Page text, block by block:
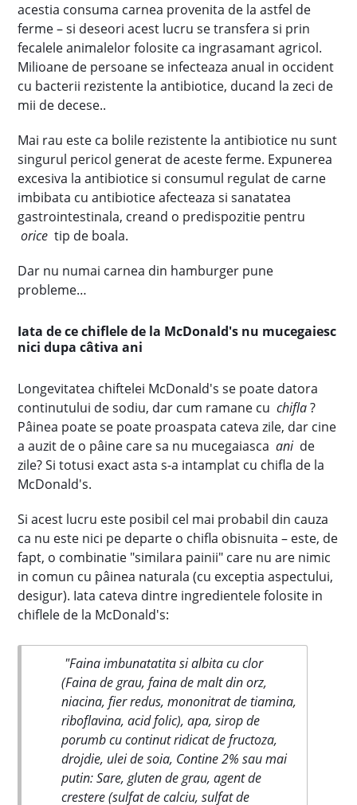
acestia consuma carnea provenita de la astfel de
ferme – si deseori acest lucru se transfera si prin
fecalele animalelor folosite ca ingrasamant agricol.
Milioane de persoane se infecteaza anual in occident
cu bacterii rezistente la antibiotice, ducand la zeci de
mii de decese..
Mai rau este ca bolile rezistente la antibiotice nu sunt
singurul pericol generat de aceste ferme. Expunerea
excesiva la antibiotice si consumul regulat de carne
imbibata cu antibiotice afecteaza si sanatatea
gastrointestinala, creand o predispozitie pentru
orice tip de boala.
Dar nu numai carnea din hamburger pune
probleme…
Iata de ce chiflele de la McDonald's nu mucegaiesc
nici dupa câtiva ani
Longevitatea chiftelei McDonald's se poate datora
continutului de sodiu, dar cum ramane cu chifla?
Pâinea poate se poate proaspata cateva zile, dar cine
a auzit de o pâine care sa nu mucegaiasca ani de
zile? Si totusi exact asta s-a intamplat cu chifla de la
McDonald's.
Si acest lucru este posibil cel mai probabil din cauza
ca nu este nici pe departe o chifla obisnuita – este, de
fapt, o combinatie "similara painii" care nu are nimic
in comun cu pâinea naturala (cu exceptia aspectului,
desigur). Iata cateva dintre ingredientele folosite in
chiflele de la McDonald's:
"Faina imbunatatita si albita cu clor
(Faina de grau, faina de malt din orz,
niacina, fier redus, mononitrat de tiamina,
riboflavina, acid folic), apa, sirop de
porumb cu continut ridicat de fructoza,
drojdie, ulei de soia, Contine 2% sau mai
putin: Sare, gluten de grau, agent de
crestere (sulfat de calciu, sulfat de